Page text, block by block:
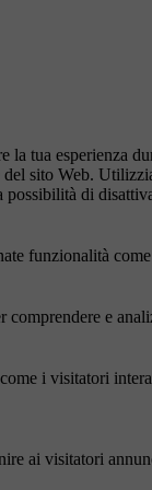
tua esperienza
sito Web.
di
funzionalità
e
i visitatori
ai visitatori